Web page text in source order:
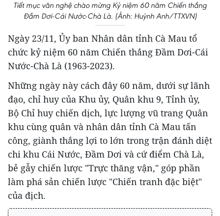
Tiết mục văn nghệ chào mừng Kỷ niệm 60 năm Chiến thắng
Đầm Dơi-Cái Nước-Chà Là. (Ảnh: Huỳnh Anh/TTXVN)
Ngày 23/11, Ủy ban Nhân dân tỉnh Cà Mau tổ
chức kỷ niệm 60 năm Chiến thắng Đầm Dơi-Cái
Nước-Chà Là (1963-2023).
Những ngày này cách đây 60 năm, dưới sự lãnh
đạo, chỉ huy của Khu ủy, Quân khu 9, Tỉnh ủy,
Bộ Chỉ huy chiến dịch, lực lượng vũ trang Quân
khu cùng quân và nhân dân tỉnh Cà Mau tấn
công, giành thắng lợi to lớn trong trận đánh diệt
chi khu Cái Nước, Đầm Dơi và cứ điểm Chà Là,
bẻ gẫy chiến lược "Trực thăng vận," góp phần
làm phá sản chiến lược "Chiến tranh đặc biệt"
của địch.